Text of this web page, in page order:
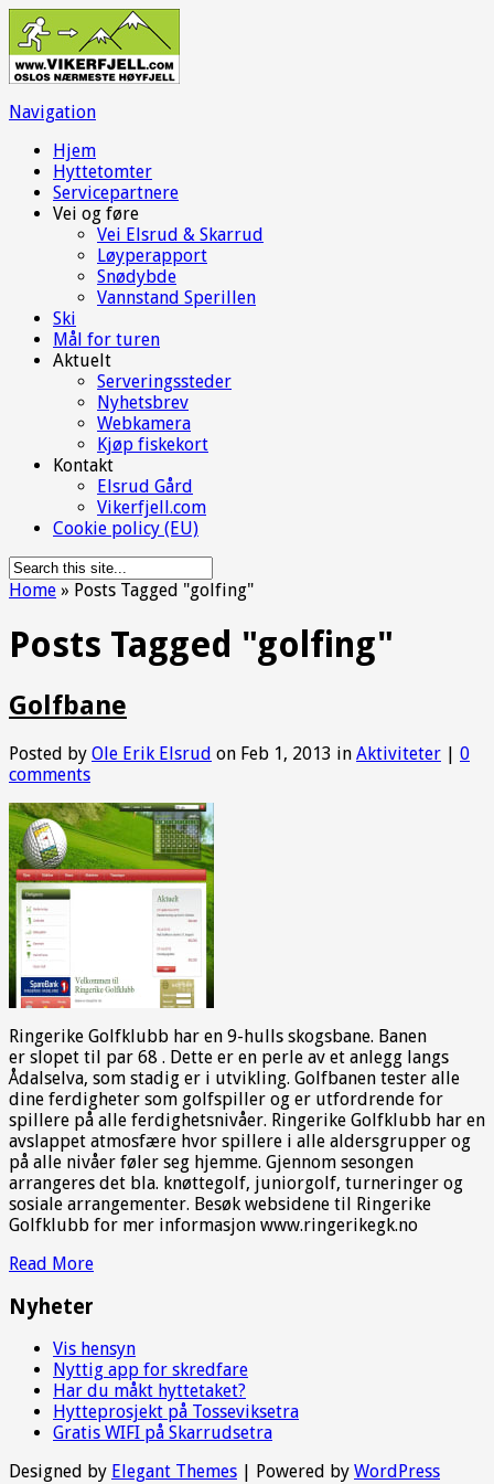
Navigation
Hjem
Hyttetomter
Servicepartnere
Vei og føre
Vei Elsrud & Skarrud
Løyperapport
Snødybde
Vannstand Sperillen
Ski
Mål for turen
Aktuelt
Serveringssteder
Nyhetsbrev
Webkamera
Kjøp fiskekort
Kontakt
Elsrud Gård
Vikerfjell.com
Cookie policy (EU)
Home » Posts Tagged "golfing"
Posts Tagged "golfing"
Golfbane
Posted by Ole Erik Elsrud on Feb 1, 2013 in Aktiviteter | 0
comments
Ringerike Golfklubb har en 9-hulls skogsbane. Banen
er slopet til par 68 . Dette er en perle av et anlegg langs
Ådalselva, som stadig er i utvikling. Golfbanen tester alle
dine ferdigheter som golfspiller og er utfordrende for
spillere på alle ferdighetsnivåer. Ringerike Golfklubb har en
avslappet atmosfære hvor spillere i alle aldersgrupper og
på alle nivåer føler seg hjemme. Gjennom sesongen
arrangeres det bla. knøttegolf, juniorgolf, turneringer og
sosiale arrangementer. Besøk websidene til Ringerike
Golfklubb for mer informasjon www.ringerikegk.no
Read More
Nyheter
Vis hensyn
Nyttig app for skredfare
Har du måkt hyttetaket?
Hytteprosjekt på Tosseviksetra
Gratis WIFI på Skarrudsetra
Designed by Elegant Themes | Powered by WordPress